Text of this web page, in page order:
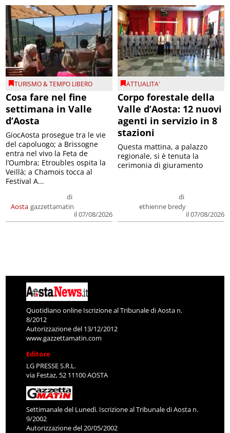
TURISMO & TEMPO LIBERO
Cosa fare nel fine
settimana in Valle
d’Aosta
Aosta
di
gazzettamatin
il 07/08/2026
GiocAosta prosegue tra le vie
del capoluogo; a Brissogne
entra nel vivo la Feta de
l’Oumbra; Etroubles ospita la
Veillà; a Chamois tocca al
Festival A...
ATTUALITA'
Corpo forestale della
Valle d’Aosta: 12 nuovi
agenti in servizio in 8
stazioni
di
ethienne bredy
il 07/08/2026
Questa mattina, a palazzo
regionale, si è tenuta la
cerimonia di giuramento
Quotidiano online Iscrizione al Tribunale di Aosta n.
8/2012
Autorizzazione del 13/12/2012
www.gazzettamatin.com
Editore
LG PRESSE S.R.L.
via Festaz, 52 11100 AOSTA
Settimanale del Lunedì. Iscrizione al Tribunale di Aosta n.
9/2002
Autorizzazione del 20/05/2002